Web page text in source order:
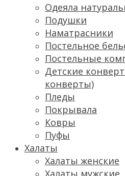
Одеяла
Подушки
Наматрасники
Постельное
Постельные
Детские
конверты)
Пледы
Покрывала
Ковры
Пуфы
Халаты
Халаты женские
Халаты мужские